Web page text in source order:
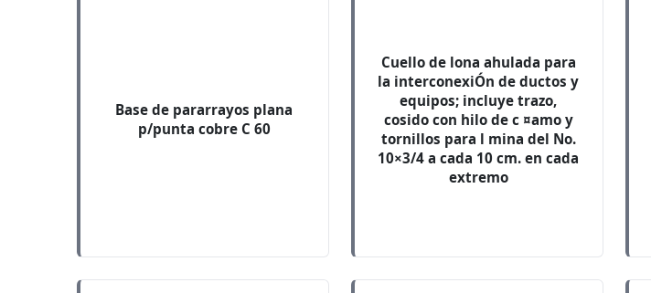
Base de pararrayos plana
p/punta cobre C 60
Cuello de lona ahulada para
la interconexiÓn de ductos y
equipos; incluye trazo,
cosido con hilo de c ¤amo y
tornillos para l mina del No.
10×3/4 a cada 10 cm. en cada
extremo